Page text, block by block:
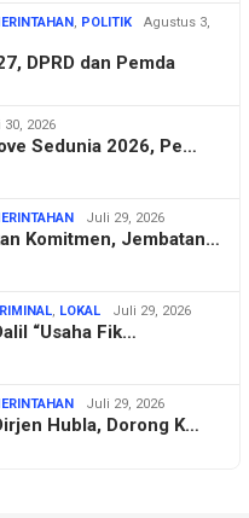
, POLITIK
Agustus 3,
DPRD dan Pemda
2026
Sedunia 2026, Pe…
Juli 29, 2026
Komitmen, Jembatan…
, LOKAL Juli 29, 2026
“Usaha Fik…
Juli 29, 2026
Hubla, Dorong K…